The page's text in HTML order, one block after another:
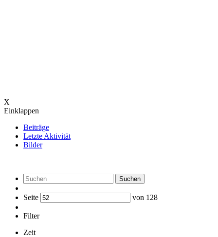
X
Einklappen
Beiträge
Letzte Aktivität
Bilder
Suchen
Seite von 128
Filter
Zeit